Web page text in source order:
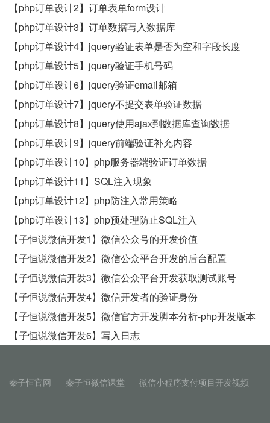
【php订单设计2】订单表单form设计
【php订单设计3】订单数据写入数据库
【php订单设计4】jquery验证表单是否为空和字段长度
【php订单设计5】jquery验证手机号码
【php订单设计6】jquery验证email邮箱
【php订单设计7】jquery不提交表单验证数据
【php订单设计8】jquery使用ajax到数据库查询数据
【php订单设计9】jquery前端验证补充内容
【php订单设计10】php服务器端验证订单数据
【php订单设计11】SQL注入现象
【php订单设计12】php防注入常用策略
【php订单设计13】php预处理防止SQL注入
【子恒说微信开发1】微信公众号的开发价值
【子恒说微信开发2】微信公众平台开发的后台配置
【子恒说微信开发3】微信公众平台开发获取测试账号
【子恒说微信开发4】微信开发者的验证身份
【子恒说微信开发5】微信官方开发脚本分析-php开发版本
【子恒说微信开发6】写入日志
秦子恒官网 秦子恒微信课堂 微信小程序支付项目开发视频